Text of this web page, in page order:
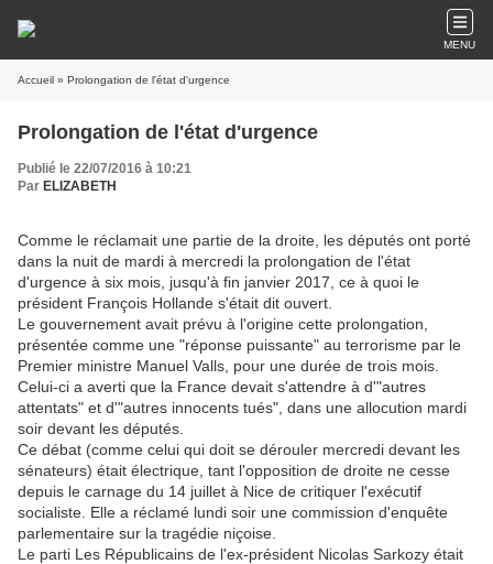
MENU
Accueil » Prolongation de l'état d'urgence
Prolongation de l'état d'urgence
Publié le 22/07/2016 à 10:21
Par ELIZABETH
Comme le réclamait une partie de la droite, les députés ont porté
dans la nuit de mardi à mercredi la prolongation de l'état
d'urgence à six mois, jusqu'à fin janvier 2017, ce à quoi le
président François Hollande s'était dit ouvert.
Le gouvernement avait prévu à l'origine cette prolongation,
présentée comme une "réponse puissante" au terrorisme par le
Premier ministre Manuel Valls, pour une durée de trois mois.
Celui-ci a averti que la France devait s'attendre à d'"autres
attentats" et d'"autres innocents tués", dans une allocution mardi
soir devant les députés.
Ce débat (comme celui qui doit se dérouler mercredi devant les
sénateurs) était électrique, tant l'opposition de droite ne cesse
depuis le carnage du 14 juillet à Nice de critiquer l'exécutif
socialiste. Elle a réclamé lundi soir une commission d'enquête
parlementaire sur la tragédie niçoise.
Le parti Les Républicains de l'ex-président Nicolas Sarkozy était